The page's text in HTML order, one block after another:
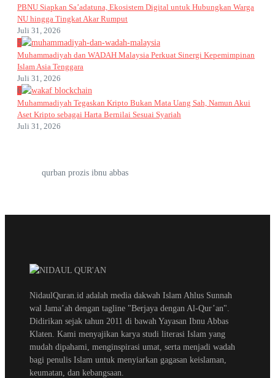
PBNU Siapkan Sa’adatuna, Ekosistem Digital untuk Hubungkan Warga
NU hingga Tingkat Akar Rumput
Juli 31, 2026
5
Muhammadiyah dan WADAH Malaysia Perkuat Sinergi Kepemimpinan
Islam Asia Tenggara
Juli 31, 2026
6
Muhammadiyah Tegaskan Kripto Bukan Mata Uang Sah, Namun Akui
Aset Kripto sebagai Harta Bernilai Sesuai Syariah
Juli 31, 2026
qurban prozis ibnu abbas
NidaulQuran.id adalah media dakwah Islam Ahlus Sunnah
wal Jama’ah dengan tagline "Berjaya dengan Al-Qur’an".
Didirikan sejak tahun 2011 di bawah Yayasan Ibnu Abbas
Klaten. Kami menyajikan karya studi literasi Islam yang
mudah dipahami, menginspirasi umat, serta menjadi wadah
bagi penulis Islam untuk menyiarkan gagasan keislaman,
keumatan, dan kebangsaan.